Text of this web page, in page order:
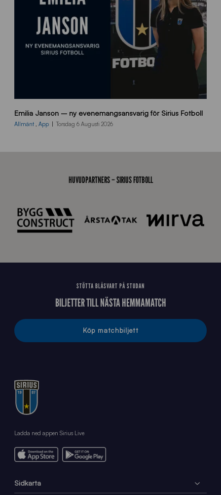
0
0
Emilia Janson – ny evenemangsansvarig för Sirius Fotboll
Allmänt , App Torsdag 6 Augusti 2026
HUVUDPARTNERS – SIRIUS FOTBOLL
STÖTTA BLÅSVART PÅ STUDAN
BILJETTER TILL NÄSTA HEMMAMATCH
Köp matchbiljett
Ladda ned appen Sirius Live
Sidkarta